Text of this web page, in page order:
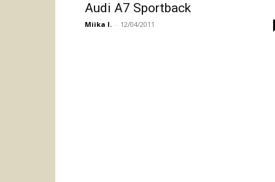
Audi A7 Sportback
Miika I. - 12/04/2011